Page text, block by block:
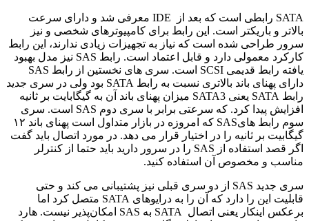
SATA رابطی است که بعد از IDE معرفی شد و دارای سرعت
بالاتر و باریکتر است. این رابط برای کامپیوتر‌های شخصی و نیز
سرور طراحی شده است که نیاز به تجهیزات زیادی ندارند، این رابط
کارکرد معمولی دارد و قابل اعتماد است. رابط SAS نیز مدل بهبود
یافته رابط قدیمی SCSI است. سری های نخستین از رابط SAS
دارای پهنای باند بالاتری نسبت به رابط SATA بود ولی در سری جدید
رابط SATA یعنی SATA3 میزان پهنای باند آن به گیگابایت بر ثانیه
افزایش پیدا کرد. که سرعتی برابر با سری دوم SAS است. سری
سوم رابط هایSAS که امروزه در بازار متداول است پهنای باند ۱۲
گیگابیت بر ثانیه را در اختیار قرار می دهد. در مورد اتصال باید گفت
اگر قصد استفاده از SAS را در سرور دارید باید حتما از کنترلر
مناسب و مخصوص آن استفاده کنید.
سری جدید SAS از دو سری قبلی نیز پشتیبانی می کند و حتی
قابلیت این را دارد که آن را به درایو‌های SATA متصل کرد اما
برعکس اینکار یعنی اتصال SATA به SAS امکان‌پذیر نیست. هارد